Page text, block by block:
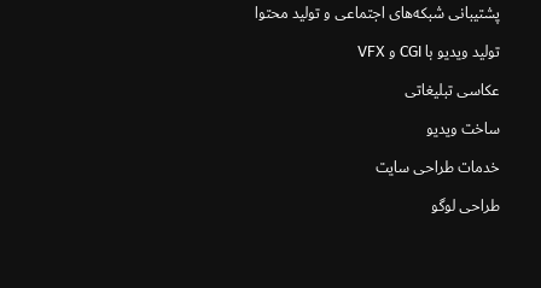
پشتیبانی شبکه‌های اجتماعی و تولید محتوا
تولید ویدیو با CGI و VFX
عکاسی تبلیغاتی
ساخت ویدیو
خدمات طراحی سایت
طراحی لوگو